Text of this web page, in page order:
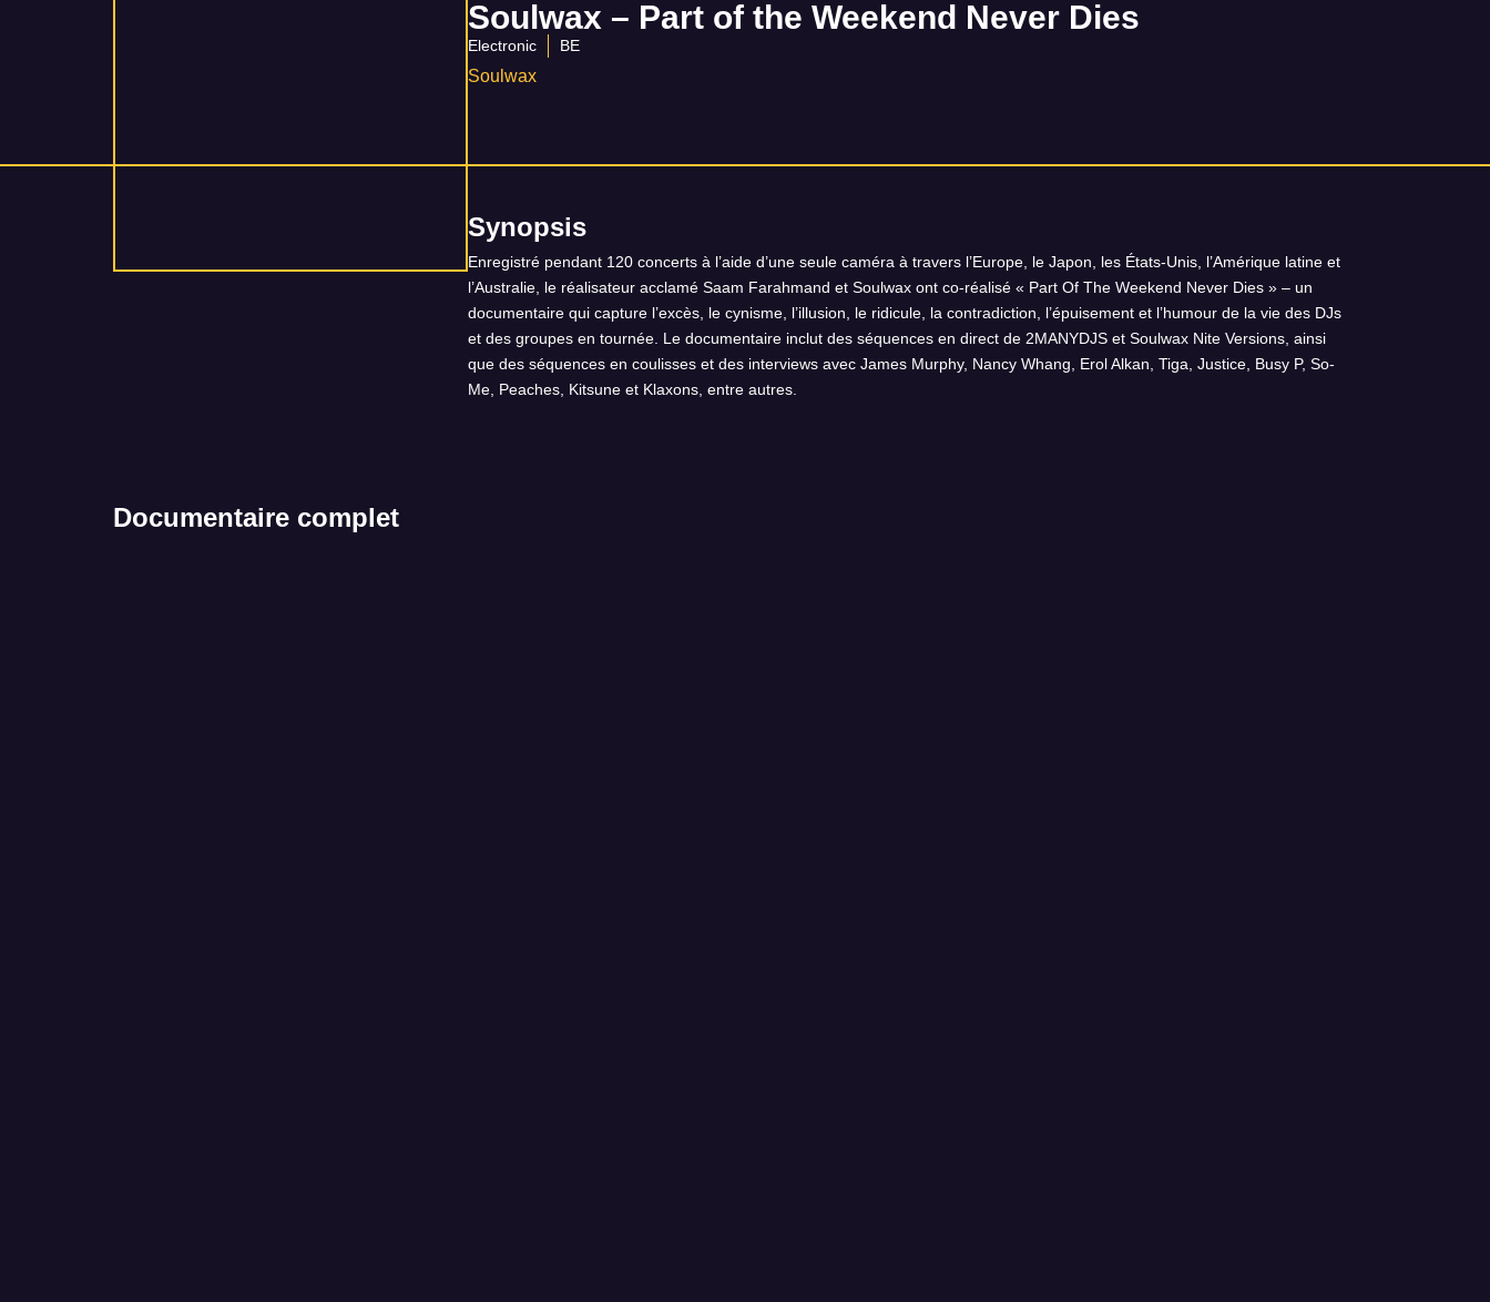
Soulwax – Part of the Weekend Never Dies
Electronic BE
Soulwax
Synopsis
Enregistré pendant 120 concerts à l’aide d’une seule caméra à travers l’Europe, le Japon, les États-Unis, l’Amérique latine et
l’Australie, le réalisateur acclamé Saam Farahmand et Soulwax ont co-réalisé « Part Of The Weekend Never Dies » – un
documentaire qui capture l’excès, le cynisme, l’illusion, le ridicule, la contradiction, l’épuisement et l’humour de la vie des DJs
et des groupes en tournée. Le documentaire inclut des séquences en direct de 2MANYDJS et Soulwax Nite Versions, ainsi
que des séquences en coulisses et des interviews avec James Murphy, Nancy Whang, Erol Alkan, Tiga, Justice, Busy P, So-
Me, Peaches, Kitsune et Klaxons, entre autres.
Documentaire complet